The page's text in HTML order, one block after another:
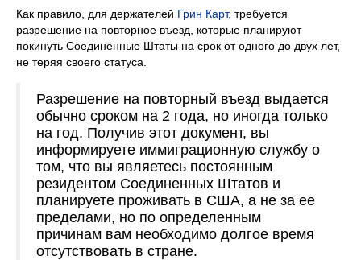
Как правило, для держателей Грин Карт, требуется
разрешение на повторное въезд, которые планируют
покинуть Соединенные Штаты на срок от одного до двух лет,
не теряя своего статуса.
Разрешение на повторный въезд выдается
обычно сроком на 2 года, но иногда только
на год. Получив этот документ, вы
информируете иммиграционную службу о
том, что вы являетесь постоянным
резидентом Соединенных Штатов и
планируете проживать в США, а не за ее
пределами, но по определенным
причинам вам необходимо долгое время
отсутствовать в стране.